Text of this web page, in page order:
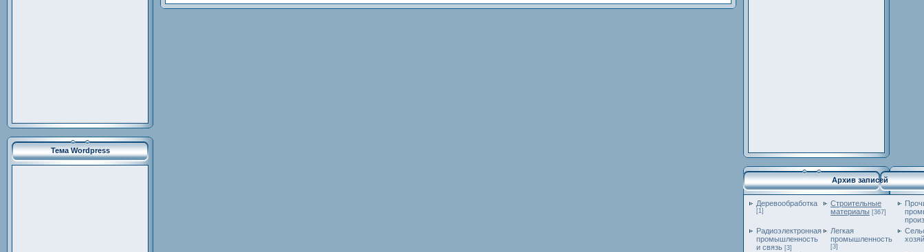
Тема Wordpress
Архив записей
Деревообработка
[1]
Строительные
материалы [367]
Радиоэлектронная
промышленность
и связь [3]
Легкая
промышленность
[3]